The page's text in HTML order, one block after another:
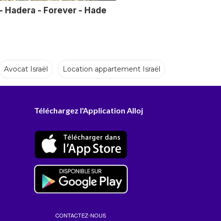
Hadera - Forever - Hade
Avocat Israël Location appartement Israël
Téléchargez l'Application Alloj
CONTACTEZ-NOUS